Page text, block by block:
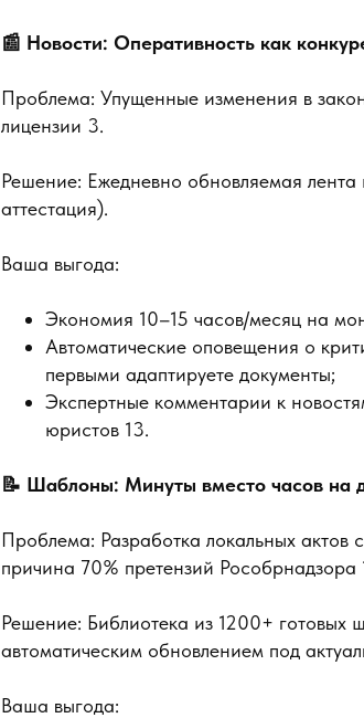
📰 Новости: Оперативность как
Проблема: Упущенные изменения в
лицензии 3.
Решение: Ежедневно обновляемая
аттестация).
Ваша выгода:
Экономия 10–15 часов/месяц на
Автоматические оповещения о
первыми адаптируете документы;
Экспертные комментарии к
юристов 13.
📝 Шаблоны: Минуты вместо часов на
Проблема: Разработка локальных
причина 70% претензий Рособрнадзора
Решение: Библиотека из 1200+
автоматическим обновлением под
Ваша выгода: